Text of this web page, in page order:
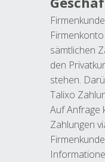
sämtlichen
den
stehen.
Talixo
Auf Anfrage
Zahlungen